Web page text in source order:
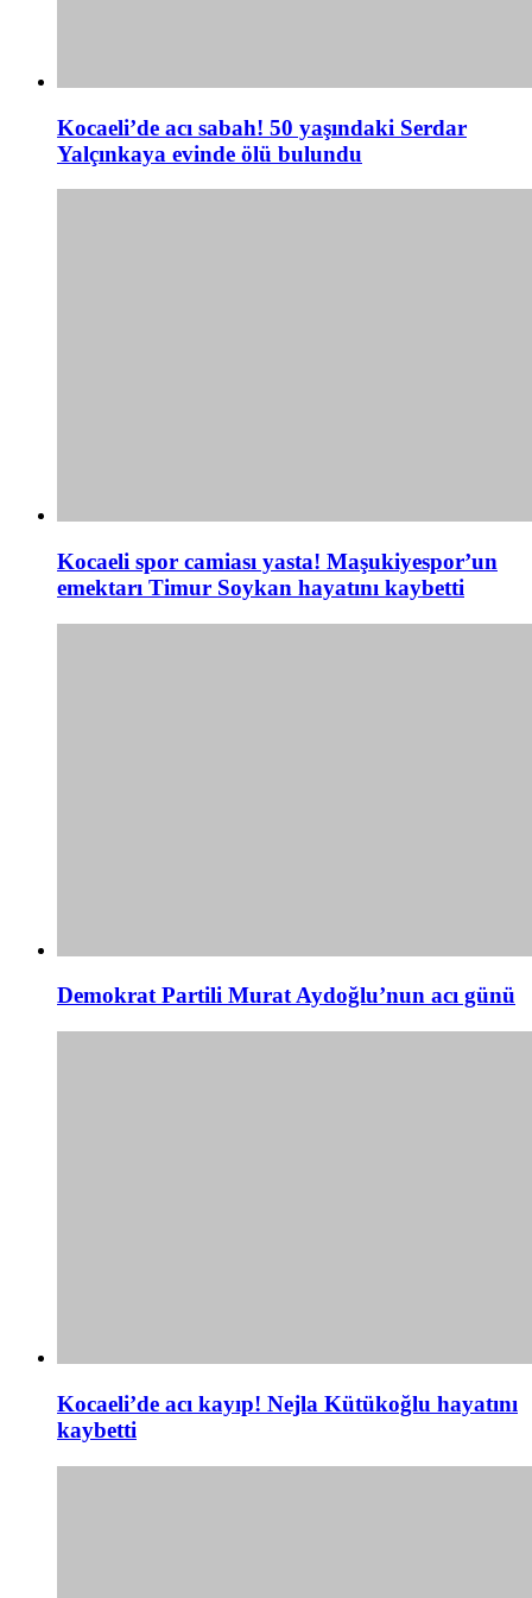
Kocaeli’de acı sabah! 50 yaşındaki Serdar
Yalçınkaya evinde ölü bulundu
Kocaeli spor camiası yasta! Maşukiyespor’un
emektarı Timur Soykan hayatını kaybetti
Demokrat Partili Murat Aydoğlu’nun acı günü
Kocaeli’de acı kayıp! Nejla Kütükoğlu hayatını
kaybetti